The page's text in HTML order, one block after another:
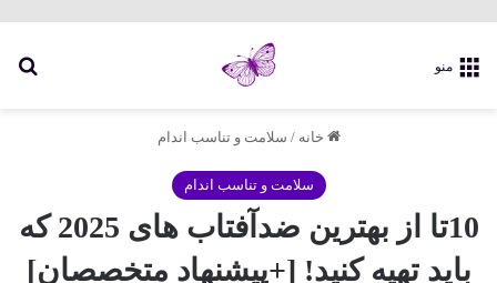
منو
خانه / سلامت و تناسب اندام
سلامت و تناسب اندام
10تا از بهترین ضدآفتاب های 2025 که
باید تهیه کنید! [+پیشنهاد متخصصان]